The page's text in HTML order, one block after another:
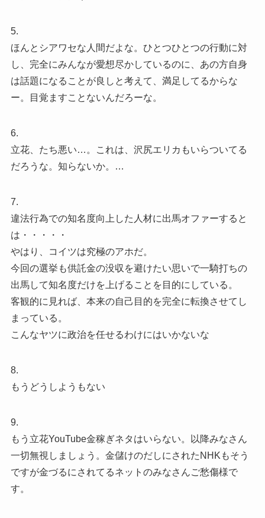
5.
ほんとシアワセな人間だよな。ひとつひとつの行動に対
し、完全にみんなが愛想尽かしているのに、あの方自身
は話題になることが良しと考えて、満足してるからな
ー。目覚ますことないんだろーな。
6.
立花、たち悪い…。これは、沢尻エリカもいらついてる
だろうな。知らないか。…
7.
違法行為での知名度向上した人材に出馬オファーすると
は・・・・・
やはり、コイツは究極のアホだ。
今回の選挙も供託金の没収を避けたい思いで一騎打ちの
出馬して知名度だけを上げることを目的にしている。
客観的に見れば、本来の自己目的を完全に転換させてし
まっている。
こんなヤツに政治を任せるわけにはいかないな
8.
もうどうしようもない
9.
もう立花YouTube金稼ぎネタはいらない。以降みなさん
一切無視しましょう。金儲けのだしにされたNHKもそう
ですが金づるにされてるネットのみなさんご愁傷様で
す。